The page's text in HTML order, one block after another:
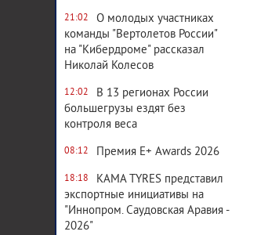
21:02
О молодых участниках
команды "Вертолетов России"
на "Кибердроме" рассказал
Николай Колесов
12:02
В 13 регионах России
большегрузы ездят без
контроля веса
08:12 Премия E+ Awards 2026
18:18
KAMA TYRES представил
экспортные инициативы на
"Иннопром. Саудовская Аравия -
2026"